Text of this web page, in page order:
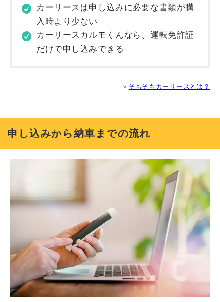
カーリースは申し込みに必要な書類が購
入時より少ない
カーリースカルモくんなら、運転免許証
だけで申し込みできる
＞ そもそもカーリースとは？
申し込みから納車までの流れ